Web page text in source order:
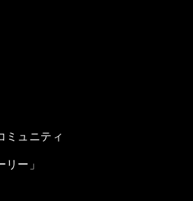
ミュニティ
リー」